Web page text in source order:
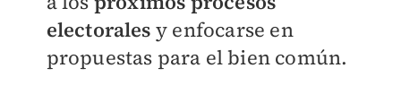
electorales y enfocarse en
propuestas para el bien común.